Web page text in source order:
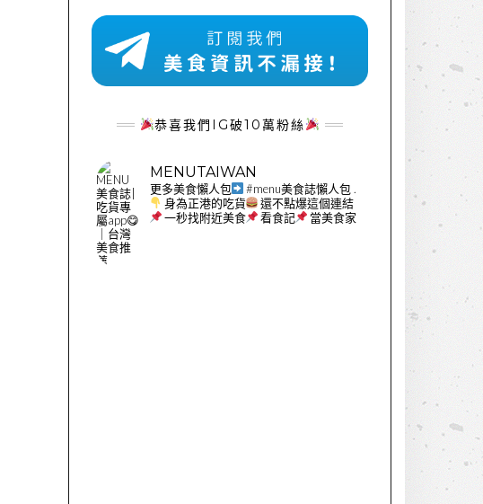
恭喜我們IG破10萬粉絲
MENUTAIWAN
更多美食懶人包 #menu美食誌懶人包 .
身為正港的吃貨
還不點爆這個連結
一秒找附近美食
看食記 當美食家